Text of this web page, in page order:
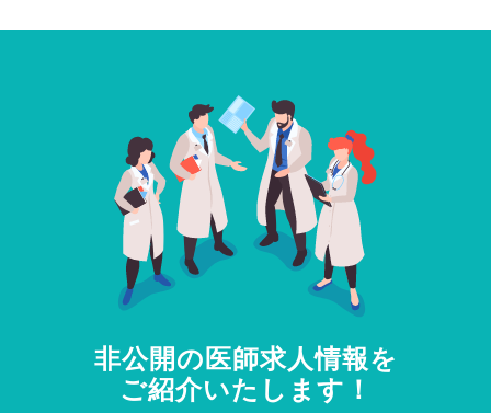
非公開の医師求人情報を
ご紹介いたします！